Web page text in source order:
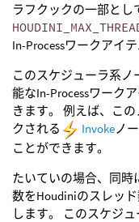
ラフクックの一部とし
In-Processワークアイ
このスケジューラ系
能なIn-Processワーク
きます。 例えば、こ
クされる
Invokeノ
ことができます。
たいていの場合、同時
数をHoudiniのスレッ
します。 このスケジ